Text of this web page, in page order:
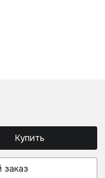
Купить
заказ